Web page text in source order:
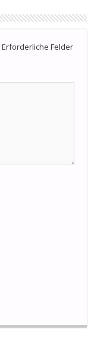
Erforderliche Felder